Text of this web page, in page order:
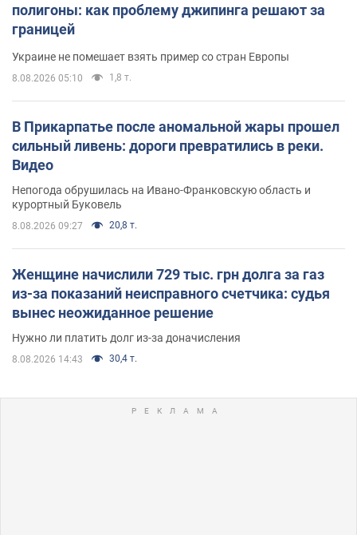
полигоны: как проблему джипинга решают за
границей
Украине не помешает взять пример со стран Европы
8.08.2026 05:10 1,8 т.
В Прикарпатье после аномальной жары прошел
сильный ливень: дороги превратились в реки.
Видео
Непогода обрушилась на Ивано-Франковскую область и
курортный Буковель
8.08.2026 09:27 20,8 т.
Женщине начислили 729 тыс. грн долга за газ
из-за показаний неисправного счетчика: судья
вынес неожиданное решение
Нужно ли платить долг из-за доначисления
8.08.2026 14:43 30,4 т.